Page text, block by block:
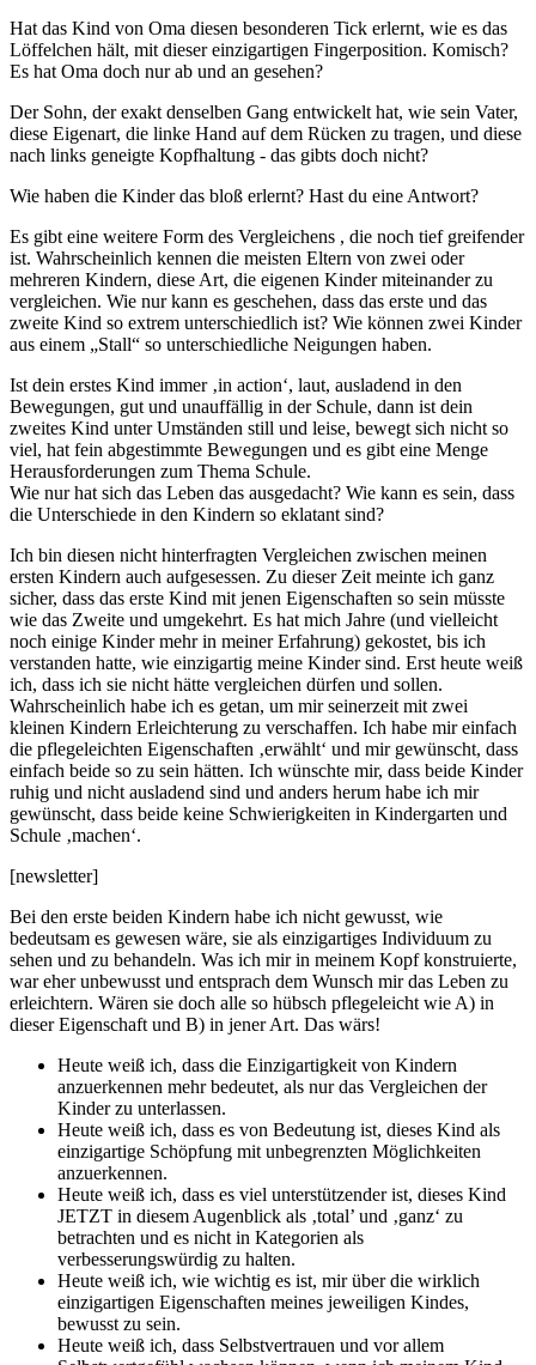
Hat das Kind von Oma diesen besonderen Tick erlernt, wie es das
Löffelchen hält, mit dieser einzigartigen Fingerposition. Komisch?
Es hat Oma doch nur ab und an gesehen?
Der Sohn, der exakt denselben Gang entwickelt hat, wie sein Vater,
diese Eigenart, die linke Hand auf dem Rücken zu tragen, und diese
nach links geneigte Kopfhaltung - das gibts doch nicht?
Wie haben die Kinder das bloß erlernt? Hast du eine Antwort?
Es gibt eine weitere Form des Vergleichens , die noch tief greifender
ist. Wahrscheinlich kennen die meisten Eltern von zwei oder
mehreren Kindern, diese Art, die eigenen Kinder miteinander zu
vergleichen. Wie nur kann es geschehen, dass das erste und das
zweite Kind so extrem unterschiedlich ist? Wie können zwei Kinder
aus einem „Stall“ so unterschiedliche Neigungen haben.
Ist dein erstes Kind immer ‚in action‘, laut, ausladend in den
Bewegungen, gut und unauffällig in der Schule, dann ist dein
zweites Kind unter Umständen still und leise, bewegt sich nicht so
viel, hat fein abgestimmte Bewegungen und es gibt eine Menge
Herausforderungen zum Thema Schule.
Wie nur hat sich das Leben das ausgedacht? Wie kann es sein, dass
die Unterschiede in den Kindern so eklatant sind?
Ich bin diesen nicht hinterfragten Vergleichen zwischen meinen
ersten Kindern auch aufgesessen. Zu dieser Zeit meinte ich ganz
sicher, dass das erste Kind mit jenen Eigenschaften so sein müsste
wie das Zweite und umgekehrt. Es hat mich Jahre (und vielleicht
noch einige Kinder mehr in meiner Erfahrung) gekostet, bis ich
verstanden hatte, wie einzigartig meine Kinder sind. Erst heute weiß
ich, dass ich sie nicht hätte vergleichen dürfen und sollen.
Wahrscheinlich habe ich es getan, um mir seinerzeit mit zwei
kleinen Kindern Erleichterung zu verschaffen. Ich habe mir einfach
die pflegeleichten Eigenschaften ‚erwählt‘ und mir gewünscht, dass
einfach beide so zu sein hätten. Ich wünschte mir, dass beide Kinder
ruhig und nicht ausladend sind und anders herum habe ich mir
gewünscht, dass beide keine Schwierigkeiten in Kindergarten und
Schule ‚machen‘.
[newsletter]
Bei den erste beiden Kindern habe ich nicht gewusst, wie
bedeutsam es gewesen wäre, sie als einzigartiges Individuum zu
sehen und zu behandeln. Was ich mir in meinem Kopf konstruierte,
war eher unbewusst und entsprach dem Wunsch mir das Leben zu
erleichtern. Wären sie doch alle so hübsch pflegeleicht wie A) in
dieser Eigenschaft und B) in jener Art. Das wärs!
Heute weiß ich, dass die Einzigartigkeit von Kindern
anzuerkennen mehr bedeutet, als nur das Vergleichen der
Kinder zu unterlassen.
Heute weiß ich, dass es von Bedeutung ist, dieses Kind als
einzigartige Schöpfung mit unbegrenzten Möglichkeiten
anzuerkennen.
Heute weiß ich, dass es viel unterstützender ist, dieses Kind
JETZT in diesem Augenblick als ‚total’ und ‚ganz‘ zu
betrachten und es nicht in Kategorien als
verbesserungswürdig zu halten.
Heute weiß ich, wie wichtig es ist, mir über die wirklich
einzigartigen Eigenschaften meines jeweiligen Kindes,
bewusst zu sein.
Heute weiß ich, dass Selbstvertrauen und vor allem